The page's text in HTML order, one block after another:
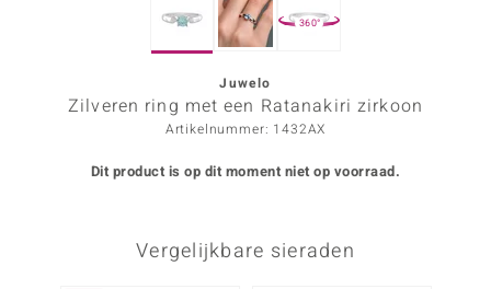
360°
Juwelo
Zilveren ring met een Ratanakiri zirkoon
Artikelnummer: 1432AX
Dit product is op dit moment niet op voorraad.
Vergelijkbare sieraden